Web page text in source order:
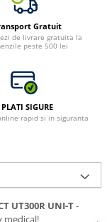
Gratuit
de livrare gratuita la
peste 500 lei
PLATI SIGURE
rapid si in siguranta
UT300R UNI-T-
medical!